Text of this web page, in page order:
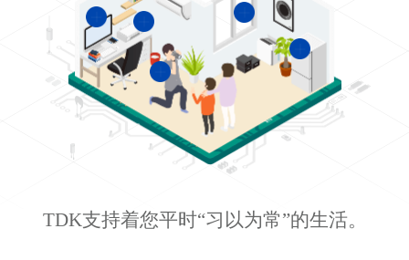
TDK支持着您平时“习以为常”的生活。